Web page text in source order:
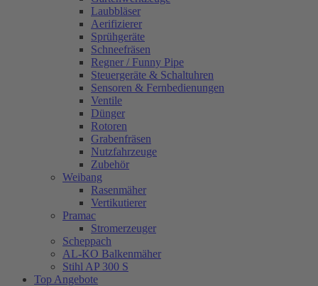
Laubbläser
Aerifizierer
Sprühgeräte
Schneefräsen
Regner / Funny Pipe
Steuergeräte & Schaltuhren
Sensoren & Fernbedienungen
Ventile
Dünger
Rotoren
Grabenfräsen
Nutzfahrzeuge
Zubehör
Weibang
Rasenmäher
Vertikutierer
Pramac
Stromerzeuger
Scheppach
AL-KO Balkenmäher
Stihl AP 300 S
Top Angebote